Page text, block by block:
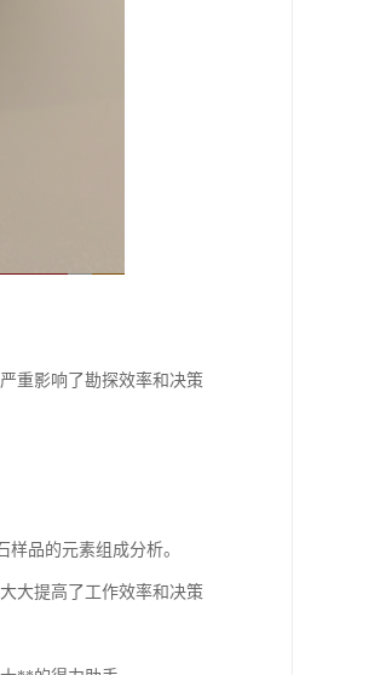
重影响了勘探效率和决策
品的元素组成分析。
大提高了工作效率和决策